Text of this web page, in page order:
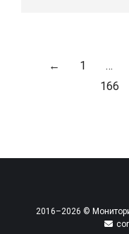
← 1 …
166
2016–2026 ©